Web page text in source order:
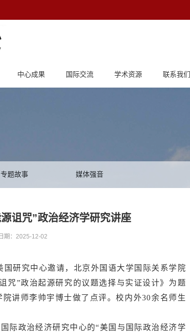
中心成果 国际交流 学术资源 联系我们
专题故事 媒体强音
诅咒”政治经济学研究讲座
期：2025-12-02
国研究中心邀请，北京外国语大学国际关系学院
咒”政治起源研究的议题选择与实证设计》为题
讲师李帅宇博士做了点评。校内外30余名师生
际政治经济研究中心的“美国与国际政治经济学